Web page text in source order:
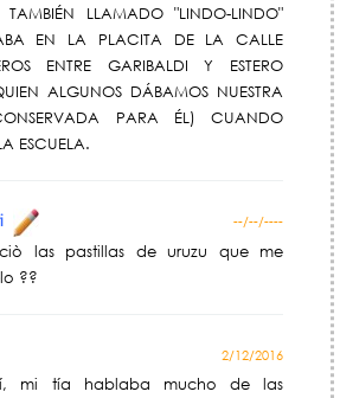
LLAMADO "LINDO-LINDO"
EN LA PLACITA DE LA CALLE
ENTRE GARIBALDI Y ESTERO
ALGUNOS DÁBAMOS NUESTRA
PARA ÉL) CUANDO
ESCUELA.
--/--/----
las pastillas de uruzu que me
??
2/12/2016
mi tía hablaba mucho de las